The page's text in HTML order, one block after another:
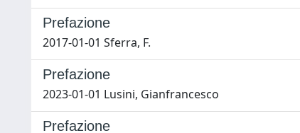
Prefazione
2017-01-01 Sferra, F.
Prefazione
2023-01-01 Lusini, Gianfrancesco
Prefazione